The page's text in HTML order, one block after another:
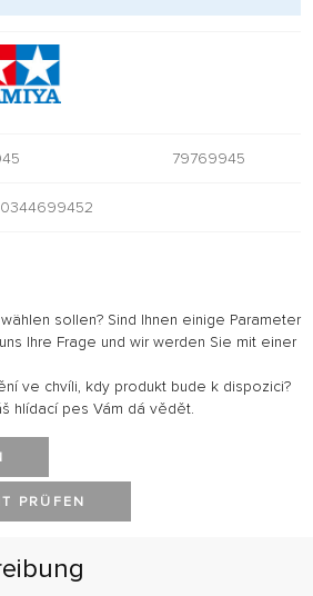
79769945
sollen? Sind Ihnen einige Parameter
Ihre Frage und wir werden Sie mit einer
ve chvíli, kdy produkt bude k dispozici?
hlídací pes Vám dá vědět.
PRÜFEN